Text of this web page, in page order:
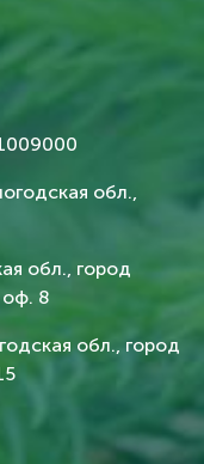
обл.,
обл., город
оф. 8
обл., город